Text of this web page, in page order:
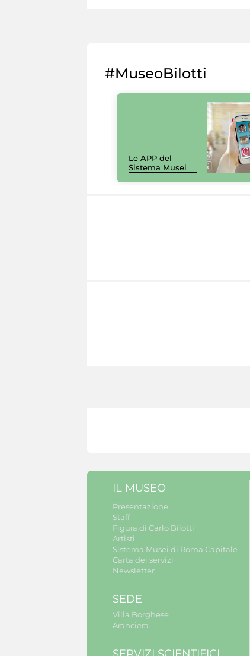
#MuseoBilotti
Le APP del
Sistema Musei
IL MUSEO
Presentazione
Staff
Figura di Carlo Bilotti
Artisti
Sistema Musei di Roma Capitale
Carta dei servizi
Newsletter
SEDE
Villa Borghese
Aranciera
SERVIZI SCIENTIFICI